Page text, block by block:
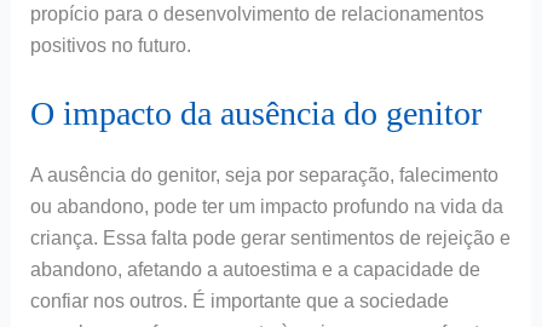
propício para o desenvolvimento de relacionamentos
positivos no futuro.
O impacto da ausência do genitor
A ausência do genitor, seja por separação, falecimento
ou abandono, pode ter um impacto profundo na vida da
criança. Essa falta pode gerar sentimentos de rejeição e
abandono, afetando a autoestima e a capacidade de
confiar nos outros. É importante que a sociedade